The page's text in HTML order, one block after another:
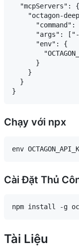
  "mcpServers": {
"octagon-
"command":
"args":
      "env": {
      }
    }
  }
Chạy với npx
Cài Đặt Thủ
Tài Liệu